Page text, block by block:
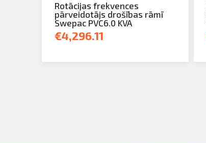
Rotācijas frekvences
pārveidotājs drošības rāmī
Swepac PVC6.0 KVA
€4,296.11